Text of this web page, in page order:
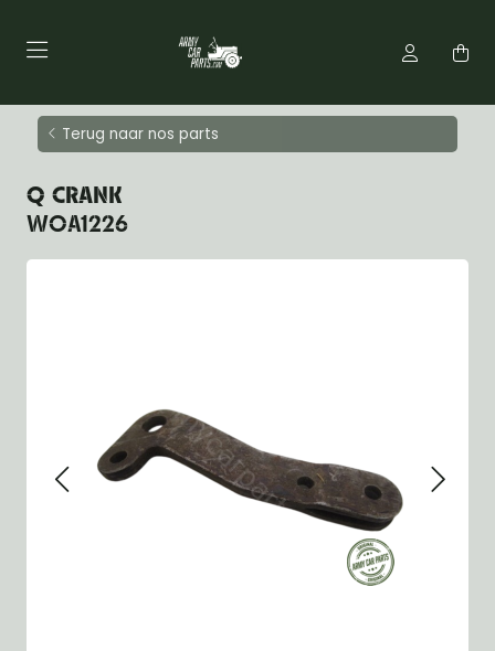
Terug naar nos parts
Q CRANK
WOA1226